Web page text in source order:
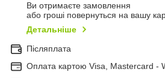
Ви отримаєте замовлення
або гроші повернуться на вашу
Детальніше
Післяплата
Оплата картою Visa, Mastercard -